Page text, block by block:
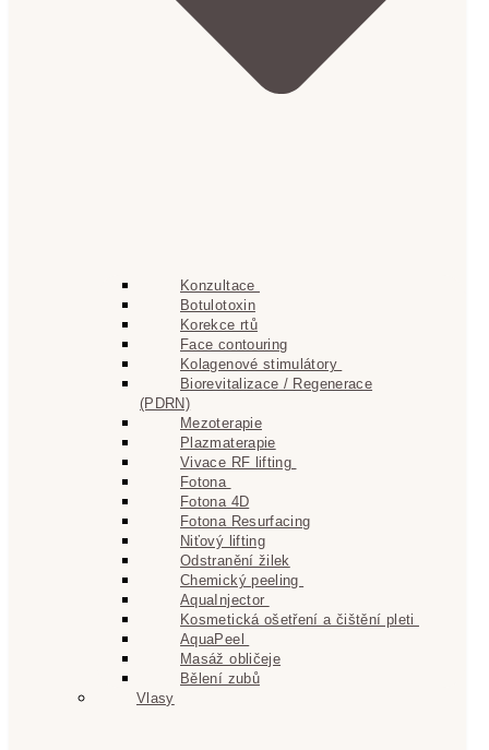
Konzultace
Botulotoxin
Korekce rtů
Face contouring
Kolagenové stimulátory
Biorevitalizace / Regenerace
(PDRN)
Mezoterapie
Plazmaterapie
Vivace RF lifting
Fotona
Fotona 4D
Fotona Resurfacing
Niťový lifting
Odstranění žilek
Chemický peeling
AquaInjector
Kosmetická ošetření a čištění pleti
AquaPeel
Masáž obličeje
Bělení zubů
Vlasy